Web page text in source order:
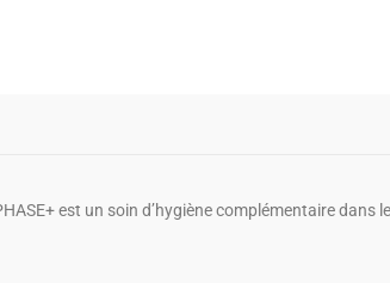
est un soin d’hygiène complémentaire dans